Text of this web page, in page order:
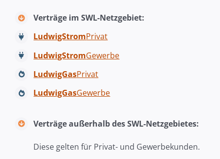
Verträge im SWL-Netzgebiet:
LudwigStromPrivat
LudwigStromGewerbe
LudwigGasPrivat
LudwigGasGewerbe
Verträge außerhalb des SWL-Netzgebietes:
Diese gelten für Privat- und Gewerbekunden.